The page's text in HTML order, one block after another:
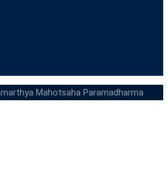
Mahotsaha Paramadharma